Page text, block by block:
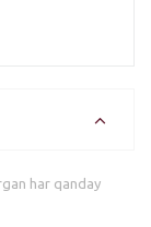
har qanday